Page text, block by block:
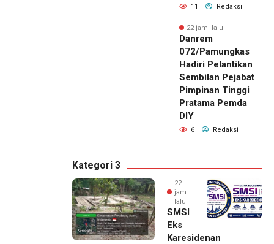
11 Redaksi
22 jam lalu
Danrem
072/Pamungkas
Hadiri Pelantikan
Sembilan Pejabat
Pimpinan Tinggi
Pratama Pemda
DIY
6 Redaksi
Kategori 3
22
jam
lalu
SMSI
Eks
Karesidenan